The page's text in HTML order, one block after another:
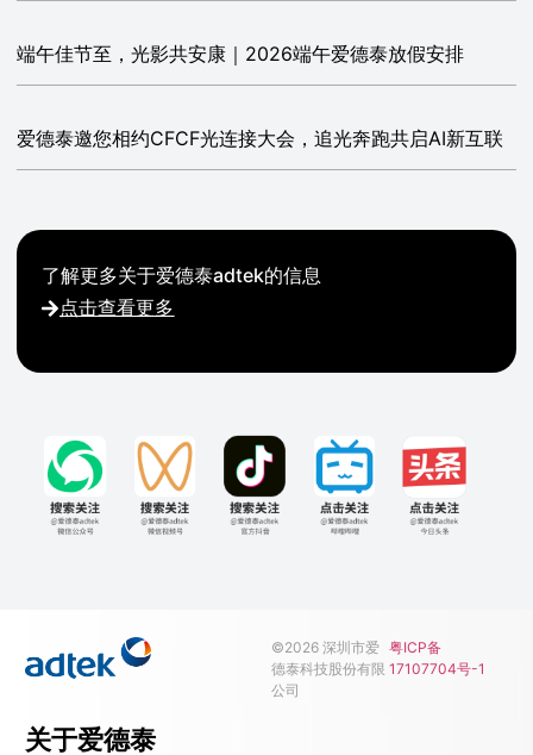
端午佳节至，光影共安康｜2026端午爱德泰放假安排
爱德泰邀您相约CFCF光连接大会，追光奔跑共启AI新互联
了解更多关于爱德泰adtek的信息
点击查看更多
关于爱德泰
©2026 深圳市爱
德泰科技股份有限
公司
粤ICP备
17107704号-1